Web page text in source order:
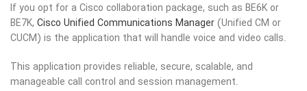
If you opt for a Cisco collaboration package, such as BE6K or
BE7K, Cisco Unified Communications Manager(Unified CM or
CUCM) is the application that will handle voice and video calls.
This application provides reliable, secure, scalable, and
manageable call control and session management.